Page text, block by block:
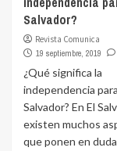
Salvador?
Revista Comunica
19 septiembre, 2019
¿Qué significa la
independencia
Salvador? En El
existen muchos
que ponen en